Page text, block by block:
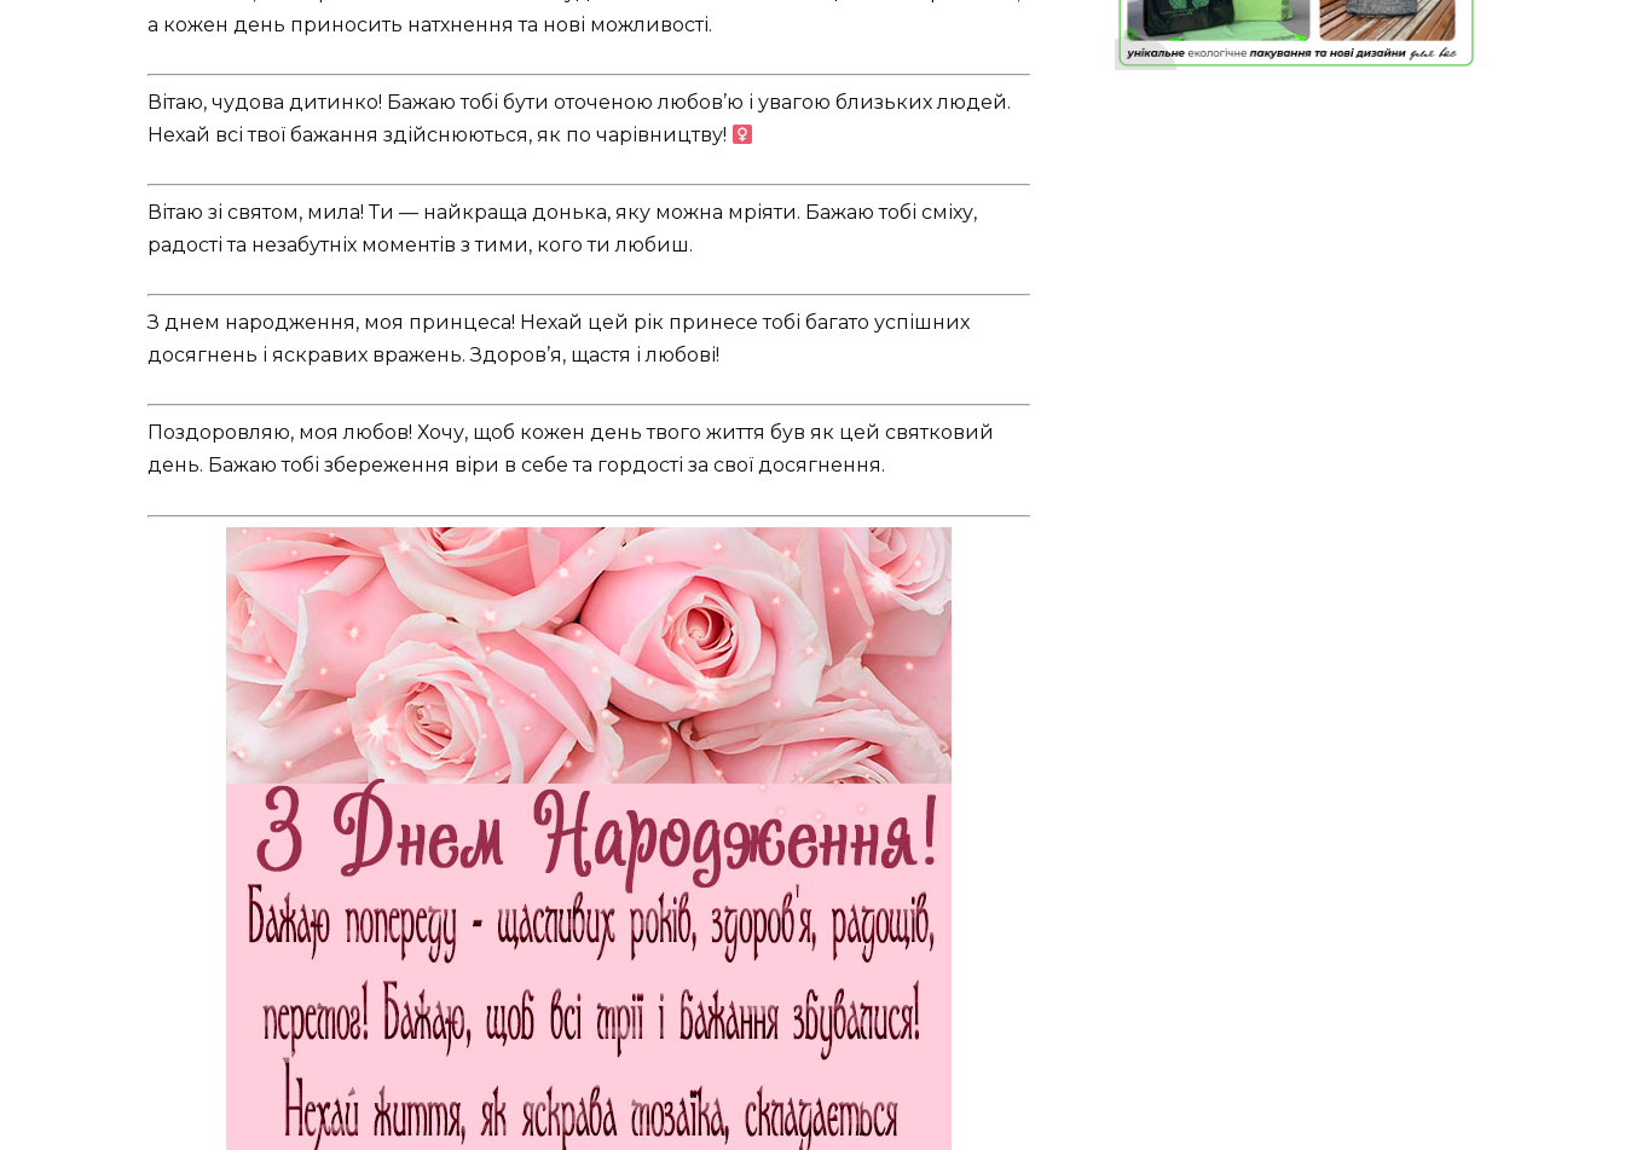
а кожен день приносить натхнення та нові можливості.
Вітаю, чудова дитинко! Бажаю тобі бути оточеною любов’ю і увагою близьких людей.
Нехай всі твої бажання здійснюються, як по чарівництву! ‍
Вітаю зі святом, мила! Ти — найкраща донька, яку можна мріяти. Бажаю тобі сміху,
радості та незабутніх моментів з тими, кого ти любиш.
З днем народження, моя принцеса! Нехай цей рік принесе тобі багато успішних
досягнень і яскравих вражень. Здоров’я, щастя і любові!
Поздоровляю, моя любов! Хочу, щоб кожен день твого життя був як цей святковий
день. Бажаю тобі збереження віри в себе та гордості за свої досягнення.